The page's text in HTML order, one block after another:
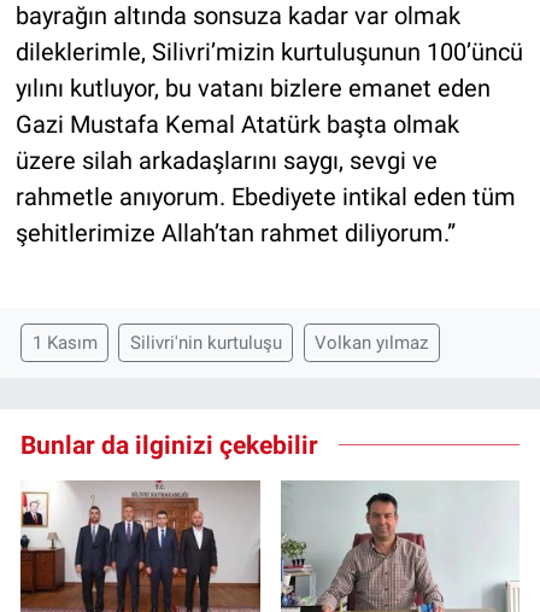
bayrağın altında sonsuza kadar var olmak
dileklerimle, Silivri’mizin kurtuluşunun 100’üncü
yılını kutluyor, bu vatanı bizlere emanet eden
Gazi Mustafa Kemal Atatürk başta olmak
üzere silah arkadaşlarını saygı, sevgi ve
rahmetle anıyorum. Ebediyete intikal eden tüm
şehitlerimize Allah’tan rahmet diliyorum.”
1 Kasım Silivri'nin kurtuluşu Volkan yılmaz
Bunlar da ilginizi çekebilir